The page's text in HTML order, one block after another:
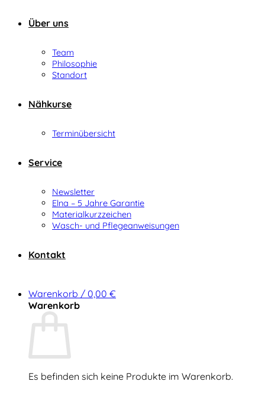
Über uns
Team
Philosophie
Standort
Nähkurse
Terminübersicht
Service
Newsletter
Elna – 5 Jahre Garantie
Materialkurzzeichen
Wasch- und Pflegeanweisungen
Kontakt
Warenkorb / 0,00 €
Warenkorb
Es befinden sich keine Produkte im Warenkorb.